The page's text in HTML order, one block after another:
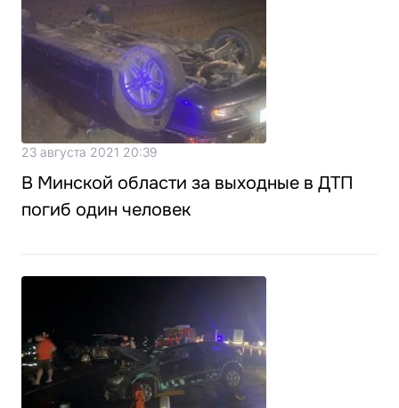
23 августа 2021 20:39
В Минской области за выходные в ДТП
погиб один человек